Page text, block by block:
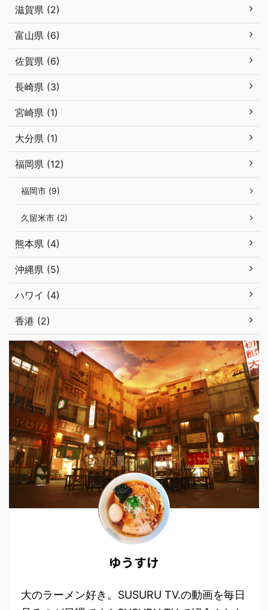
滋賀県 (2)
富山県 (6)
佐賀県 (6)
長崎県 (3)
宮崎県 (1)
大分県 (1)
福岡県 (12)
福岡市 (9)
久留米市 (2)
熊本県 (4)
沖縄県 (5)
ハワイ (4)
香港 (2)
ゆうすけ
大のラーメン好き。SUSURU TV.の動画を毎日